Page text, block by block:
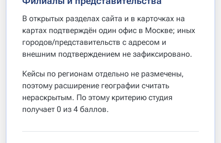
В открытых разделах сайта и в карточках на
картах подтверждён один офис в Москве; иных
городов/представительств с адресом и
внешним подтверждением не зафиксировано.
Кейсы по регионам отдельно не размечены,
поэтому расширение географии считать
нераскрытым. По этому критерию студия
получает 0 из 4 баллов.